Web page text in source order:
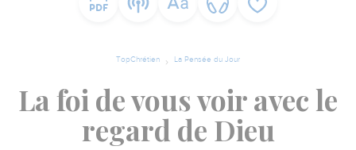
TopChrétien La Pensée du Jour
La foi de vous voir avec le
regard de Dieu